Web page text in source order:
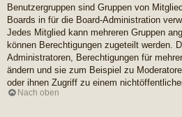
Benutzergruppen sind Gruppen von
Boards in für die Board-Administration
Jedes Mitglied kann mehreren Gruppen
können Berechtigungen zugeteilt werden.
Administratoren, Berechtigungen für
ändern und sie zum Beispiel zu
oder ihnen Zugriff zu einem
Nach oben